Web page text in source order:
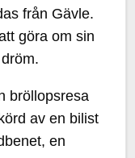
från Gävle.
göra om sin
bröllopsresa
av en bilist
en